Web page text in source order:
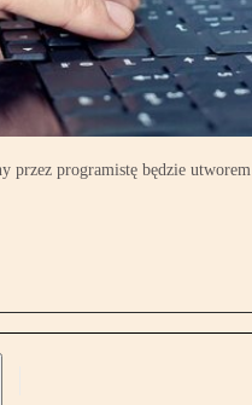
przez programistę będzie utworem